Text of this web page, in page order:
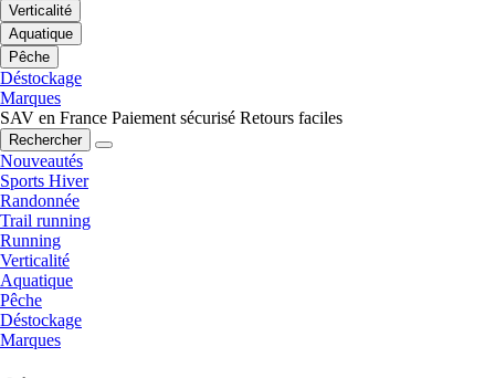
Verticalité
Aquatique
Pêche
Déstockage
Marques
SAV en France Paiement sécurisé Retours faciles
Rechercher
Nouveautés
Sports Hiver
Randonnée
Trail running
Running
Verticalité
Aquatique
Pêche
Déstockage
Marques